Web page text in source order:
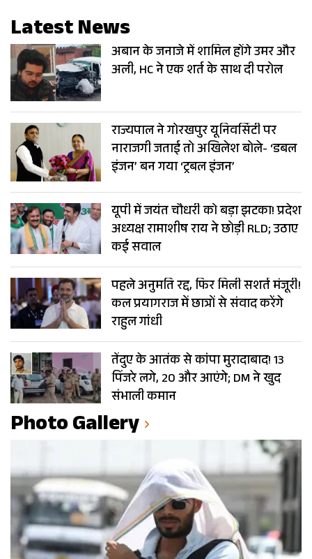
Latest News
अबान के जनाजे में शामिल होंगे उमर और
अली, HC ने एक शर्त के साथ दी परोल
राज्यपाल ने गोरखपुर यूनिवर्सिटी पर
नाराजगी जताई तो अखिलेश बोले- ‘डबल
इंजन’ बन गया ‘ट्रबल इंजन’
यूपी में जयंत चौधरी को बड़ा झटका! प्रदेश
अध्यक्ष रामाशीष राय ने छोड़ी RLD; उठाए
कई सवाल
पहले अनुमति रद्द, फिर मिली सशर्त मंजूरी!
कल प्रयागराज में छात्रों से संवाद करेंगे
राहुल गांधी
तेंदुए के आतंक से कांपा मुरादाबाद! 13
पिंजरे लगे, 20 और आएंगे; DM ने खुद
संभाली कमान
Photo Gallery